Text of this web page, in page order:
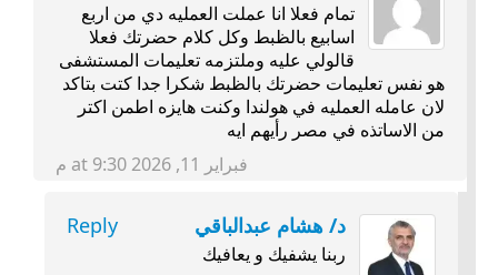
تمام فعلا انا عملت العمليه دي من اربع
اسابيع بالظبط وكل كلام حضرتك فعلا
قالولي عليه وملتزمه تعليمات المستشفى
هو نفس تعليمات حضرتك بالظبط شكرا جدا كتت بتاكد
لان عامله العمليه في هولندا وكنت هايزه اطمن اكتر
من الاساتذه في مصر رأيهم ايه
فبراير 11, 2026 at 9:30 م
د/ هشام عبدالباقي Reply
ربنا يشفيك و يعافيك